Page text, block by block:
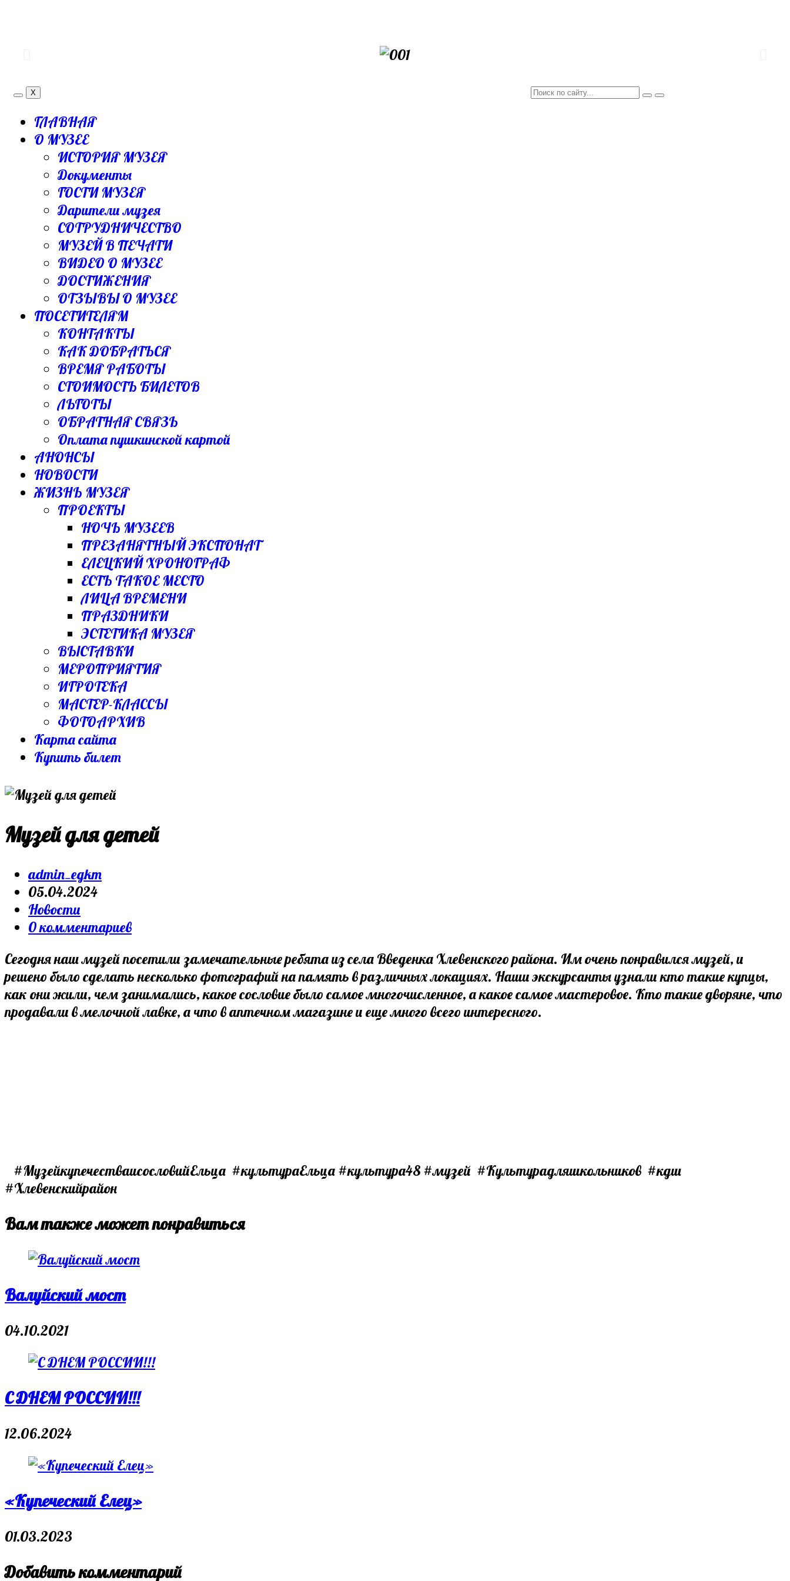
X
ГЛАВНАЯ
О МУЗЕЕ
ИСТОРИЯ МУЗЕЯ
Документы
ГОСТИ МУЗЕЯ
Дарители музея
СОТРУДНИЧЕСТВО
МУЗЕЙ В ПЕЧАТИ
ВИДЕО О МУЗЕЕ
ДОСТИЖЕНИЯ
ОТЗЫВЫ О МУЗЕЕ
ПОСЕТИТЕЛЯМ
КОНТАКТЫ
КАК ДОБРАТЬСЯ
ВРЕМЯ РАБОТЫ
СТОИМОСТЬ БИЛЕТОВ
ЛЬГОТЫ
ОБРАТНАЯ СВЯЗЬ
Оплата пушкинской картой
АНОНСЫ
НОВОСТИ
ЖИЗНЬ МУЗЕЯ
ПРОЕКТЫ
НОЧЬ МУЗЕЕВ
ПРЕЗАНЯТНЫЙ ЭКСПОНАТ
ЕЛЕЦКИЙ ХРОНОГРАФ
ЕСТЬ ТАКОЕ МЕСТО
ЛИЦА ВРЕМЕНИ
ПРАЗДНИКИ
ЭСТЕТИКА МУЗЕЯ
ВЫСТАВКИ
МЕРОПРИЯТИЯ
ИГРОТЕКА
МАСТЕР-КЛАССЫ
ФОТОАРХИВ
Карта сайта
Купить билет
Музей для детей
admin_egkm
05.04.2024
Новости
0 комментариев
Сегодня наш музей посетили замечательные ребята из села Введенка Хлевенского района. Им очень понравился музей, и
решено было сделать несколько фотографий на память в различных локациях. Наши экскурсанты узнали кто такие купцы,
как они жили, чем занимались, какое сословие было самое многочисленное, а какое самое мастеровое. Кто такие дворяне, что
продавали в мелочной лавке, а что в аптечном магазине и еще много всего интересного.
#МузейкупечестваисословийЕльца #культураЕльца #культура48 #музей #Культурадляшкольников #кдш
#Хлевенскийрайон
Вам также может понравиться
Валуйский мост
04.10.2021
С ДНЕМ РОССИИ!!!
12.06.2024
«Купеческий Елец»
01.03.2023
Добавить комментарий